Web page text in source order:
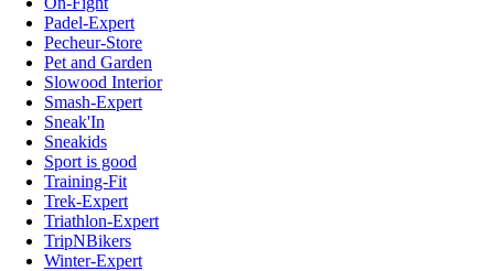
Padel-Expert
Pecheur-Store
Pet and Garden
Slowood Interior
Smash-Expert
Sneak'In
Sneakids
Sport is good
Training-Fit
Trek-Expert
Triathlon-Expert
TripNBikers
Winter-Expert